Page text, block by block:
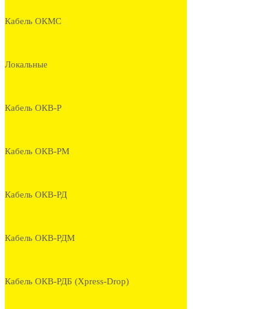
Кабель ОКМС
Локальные
Кабель ОКВ-Р
Кабель ОКВ-РМ
Кабель ОКВ-РД
Кабель ОКВ-РДМ
Кабель ОКВ-РДБ (Xpress-Drop)